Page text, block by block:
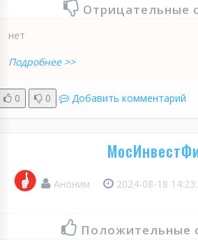
Отрицательные
нет
Подробнее >>
0 0 Добавить комментарий
Аноним 2024-08-18
Положительные